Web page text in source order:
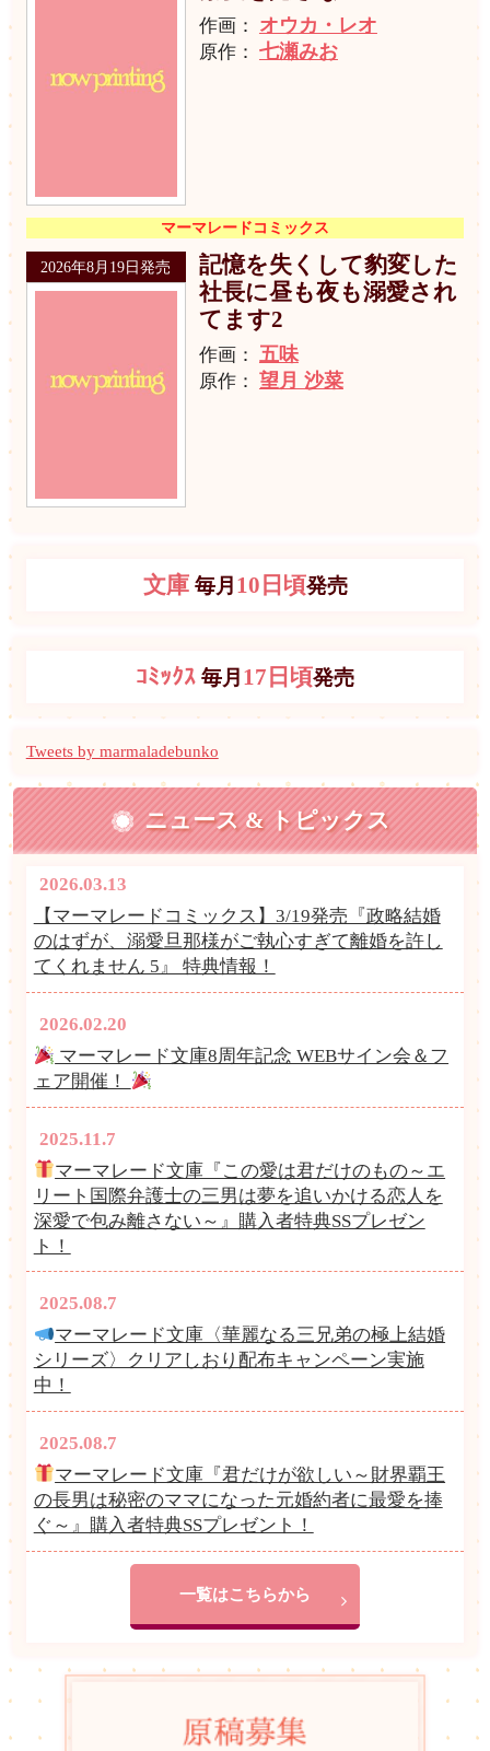
作画： オウカ・レオ
原作： 七瀬みお
マーマレードコミックス
2026年8月19日発売
記憶を失くして豹変した
社長に昼も夜も溺愛され
てます2
作画： 五味
原作： 望月 沙菜
文庫毎月 10日頃発売
ｺﾐｯｸｽ 毎月 17日頃発売
Tweets by marmaladebunko
ニュース & トピックス
2026.03.13
【マーマレードコミックス】3/19発売『政略結婚
のはずが、溺愛旦那様がご執心すぎて離婚を許し
てくれません 5』 特典情報！
2026.02.20
マーマレード文庫8周年記念 WEBサイン会＆フ
ェア開催！
2025.11.7
マーマレード文庫『この愛は君だけのもの～エ
リート国際弁護士の三男は夢を追いかける恋人を
深愛で包み離さない～』購入者特典SSプレゼン
ト！
2025.08.7
マーマレード文庫〈華麗なる三兄弟の極上結婚
シリーズ〉クリアしおり配布キャンペーン実施
中！
2025.08.7
マーマレード文庫『君だけが欲しい～財界覇王
の長男は秘密のママになった元婚約者に最愛を捧
ぐ～』購入者特典SSプレゼント！
一覧はこちらから